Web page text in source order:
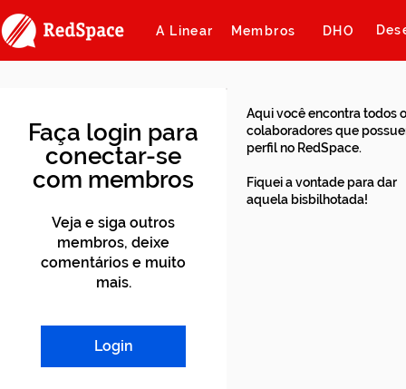
A Linear Membros DHO
Faça login para
conectar-se
com membros
Veja e siga outros
membros, deixe
comentários e muito
mais.
Login
Aqui você encontra todos
colaboradores que
perfil no RedSpace.
Fiquei a vontade para dar
aquela bisbilhotada!